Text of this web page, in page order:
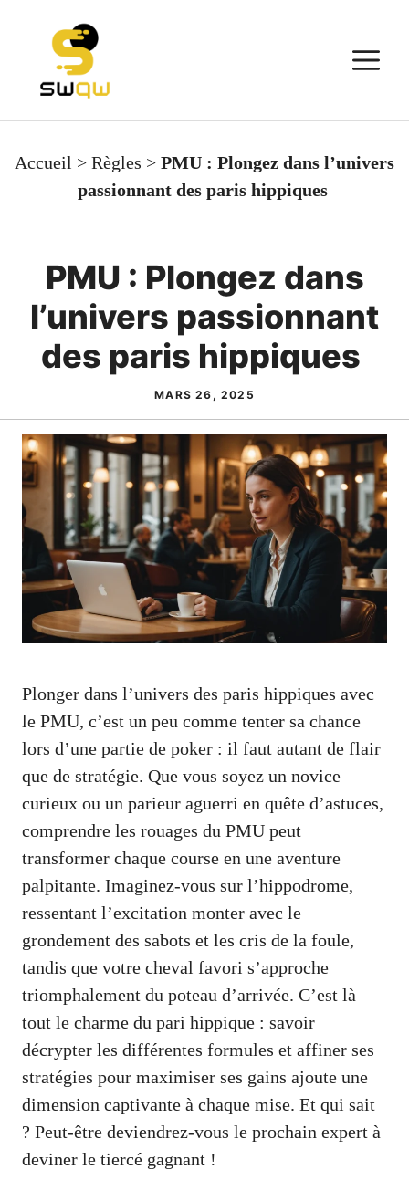
contenu
Accueil > Règles > PMU : Plongez dans l’univers
passionnant des paris hippiques
PMU : Plongez dans
l’univers passionnant
des paris hippiques
MARS 26, 2025
Plonger dans l’univers des paris hippiques avec
le PMU, c’est un peu comme tenter sa chance
lors d’une partie de poker : il faut autant de flair
que de stratégie. Que vous soyez un novice
curieux ou un parieur aguerri en quête d’astuces,
comprendre les rouages du PMU peut
transformer chaque course en une aventure
palpitante. Imaginez-vous sur l’hippodrome,
ressentant l’excitation monter avec le
grondement des sabots et les cris de la foule,
tandis que votre cheval favori s’approche
triomphalement du poteau d’arrivée. C’est là
tout le charme du pari hippique : savoir
décrypter les différentes formules et affiner ses
stratégies pour maximiser ses gains ajoute une
dimension captivante à chaque mise. Et qui sait
? Peut-être deviendrez-vous le prochain expert à
deviner le tiercé gagnant !